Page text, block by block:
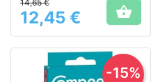
Prix
14,65 €
12,45 € 
-15%